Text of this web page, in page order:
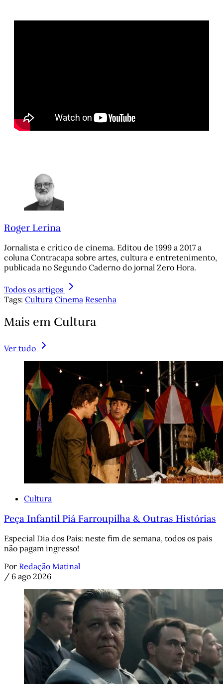
Roger Lerina
Jornalista e crítico de cinema. Editou de 1999 a 2017 a
coluna Contracapa sobre artes, cultura e entretenimento,
publicada no Segundo Caderno do jornal Zero Hora.
Todos os artigos
Tags: Cultura Cinema Resenha
Mais em Cultura
Ver tudo
Cultura
Peça Infantil Piá Farroupilha & Outras Histórias
Especial Dia dos Pais: neste fim de semana, todos os pais
não pagam ingresso!
Por Redação Matinal
/ 6 ago 2026